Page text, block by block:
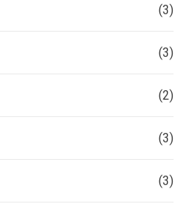
(3)
(3)
(2)
(3)
(3)